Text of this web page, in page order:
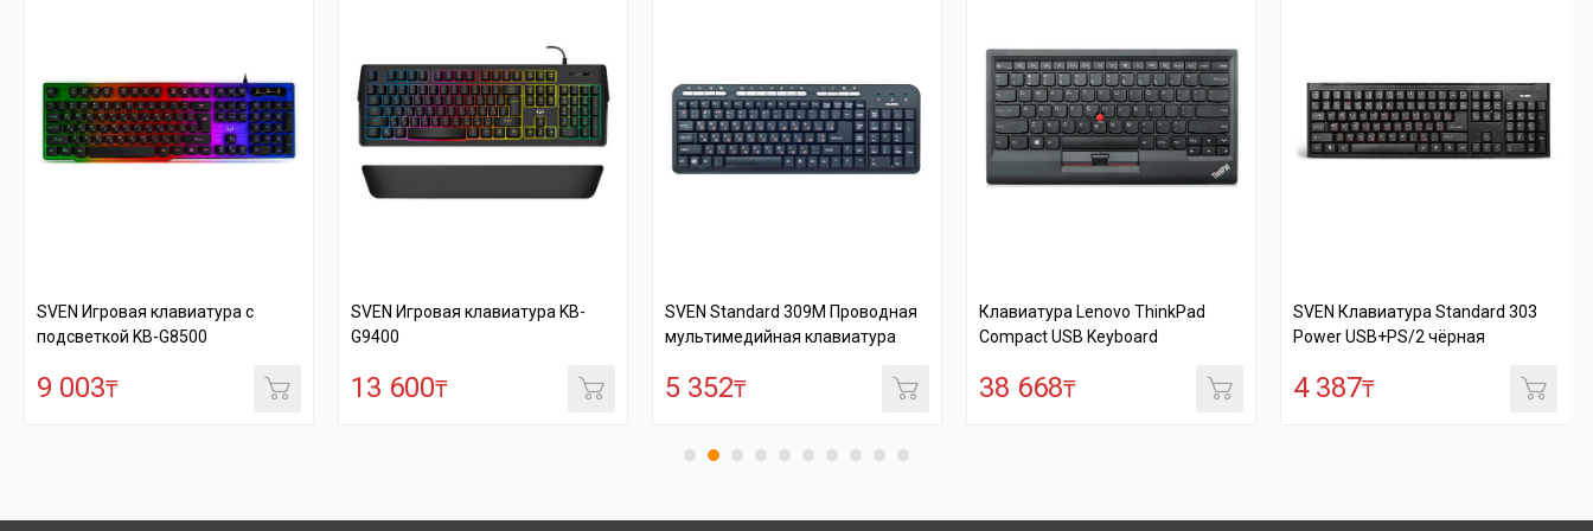
SVEN Игровая клавиатура с
подсветкой KB-G8500
9 003₸
SVEN Игровая клавиатура KB-
G9400
13 600₸
SVEN Standard 309M Проводная
мультимедийная клавиатура
5 352₸
Клавиатура Lenovo ThinkPad
Compact USB Keyboard
38 668₸
SVEN Клавиатура Standard 303
Power USB+PS/2 чёрная
4 387₸